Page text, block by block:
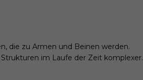
die zu Armen und Beinen werden.
im Laufe der Zeit komplexer.